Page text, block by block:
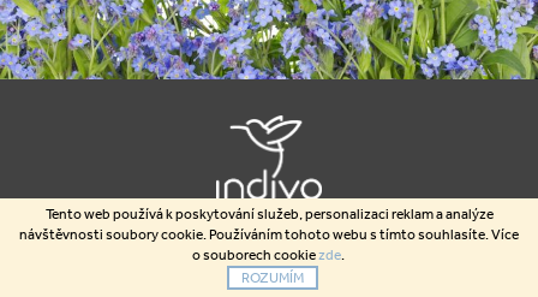
Tento web používá k poskytování služeb, personalizaci reklam a analýze
návštěvnosti soubory cookie. Používáním tohoto webu s tímto souhlasíte. Více
o souborech cookiezde.
ROZUMÍM
O NÁS MAGAZÍN
OCHRANA OSOBNÍCH DAT